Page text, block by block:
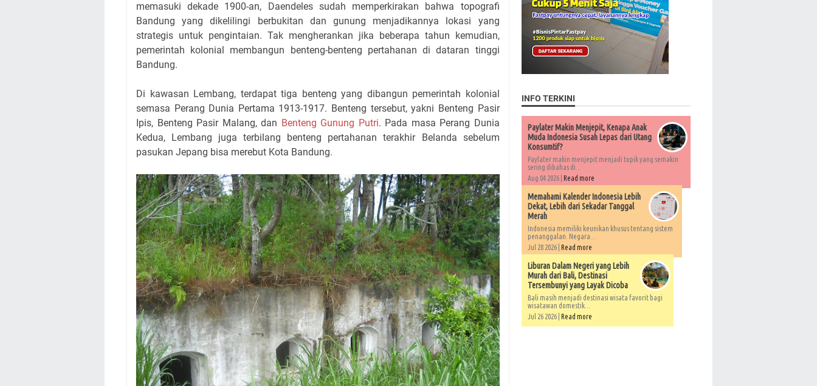
memasuki dekade 1900-an, Daendeles sudah memperkirakan bahwa topografi
Bandung yang dikelilingi berbukitan dan gunung menjadikannya lokasi yang
strategis untuk pengintaian. Tak mengherankan jika beberapa tahun kemudian,
pemerintah kolonial membangun benteng-benteng pertahanan di dataran tinggi
Bandung.
Di kawasan Lembang, terdapat tiga benteng yang dibangun pemerintah kolonial
semasa Perang Dunia Pertama 1913-1917. Benteng tersebut, yakni Benteng Pasir
Ipis, Benteng Pasir Malang, dan Benteng Gunung Putri. Pada masa Perang Dunia
Kedua, Lembang juga terbilang benteng pertahanan terakhir Belanda sebelum
pasukan Jepang bisa merebut Kota Bandung.
INFO TERKINI
Paylater Makin Menjepit, Kenapa Anak
Muda Indonesia Susah Lepas dari Utang
Konsumtif?
Paylater makin menjepit menjadi topik yang semakin
sering dibahas di...
Aug 04 2026 | Read more
Memahami Kalender Indonesia Lebih
Dekat, Lebih dari Sekadar Tanggal
Merah
Indonesia memiliki keunikan khusus tentang sistem
penanggalan. Negara...
Jul 28 2026 | Read more
Liburan Dalam Negeri yang Lebih
Murah dari Bali, Destinasi
Tersembunyi yang Layak Dicoba
Bali masih menjadi destinasi wisata favorit bagi
wisatawan domestik...
Jul 26 2026 | Read more